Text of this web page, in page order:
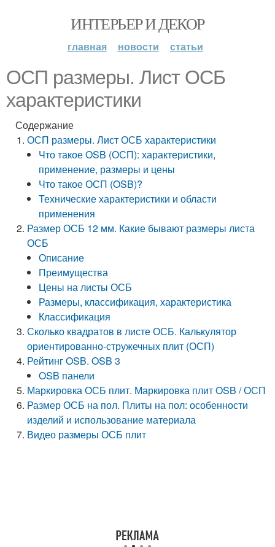
ИНТЕРЬЕР И ДЕКОР
главная новости статьи
ОСП размеры. Лист ОСБ
характеристики
Содержание
ОСП размеры. Лист ОСБ характеристики
Что такое OSB (ОСП): характеристики,
применение, размеры и цены
Что такое ОСП (OSB)?
Технические характеристики и области
применения
Размер ОСБ 12 мм. Какие бывают размеры листа
ОСБ
Описание
Преимущества
Цены на листы ОСБ
Размеры, классификация, характеристика
Классификация
Сколько квадратов в листе ОСБ. Калькулятор
ориентированно-стружечных плит (ОСП)
Рейтинг OSB. OSB 3
OSB панели
Маркировка ОСБ плит. Маркировка плит OSB / ОСП
Размер ОСБ на пол. Плиты на пол: особенности
изделий и использование материала
Видео размеры ОСБ плит